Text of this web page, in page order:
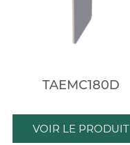
TAEMC180D
VOIR LE PRODUIT